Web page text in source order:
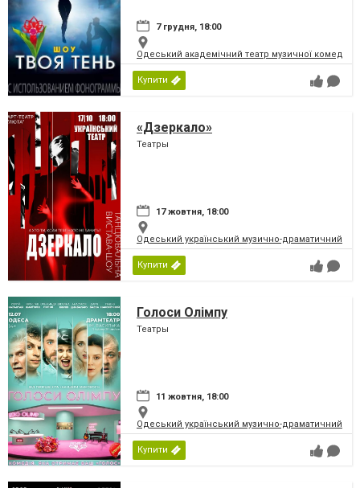
7 грудня, 18:00
Одеський академічний театр музичної комедії
Купити
«Дзеркало»
Театры
17 жовтня, 18:00
Одеський український музично-драматичний
Купити
Голоси Олімпу
Театры
11 жовтня, 18:00
Одеський український музично-драматичний
Купити